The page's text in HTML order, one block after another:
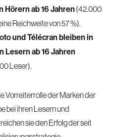
ab 16 Jahren(42.000
Reichweite von 57 %).
und Télécran bleiben in
Lesern ab 16 Jahren
Leser).
Vorreiterrolle der Marken der
bei ihren Lesern und
sie den Erfolg der seit